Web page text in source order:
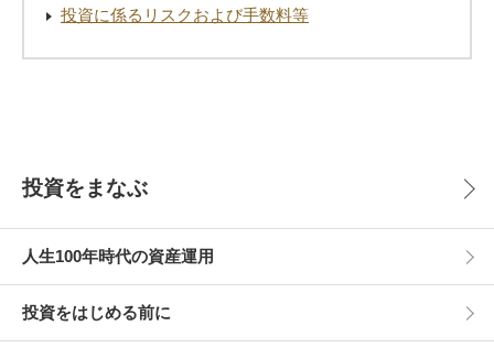
投資に係るリスクおよび手数料等
投資をまなぶ
人生100年時代の資産運用
投資をはじめる前に